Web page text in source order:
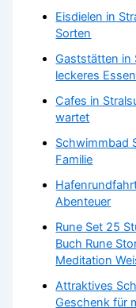
Eisdielen in
Sorten
Gaststätten in
leckeres Essen
Cafes in
wartet
Schwimmbad
Familie
Abenteuer
Rune Set 25
Buch Rune
Meditation
Attraktives
Geschenk für